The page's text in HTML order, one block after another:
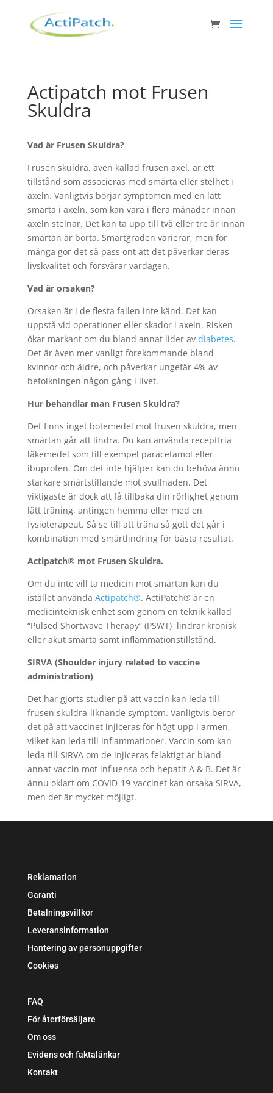
Actipatch mot Frusen
Skuldra
Vad är Frusen Skuldra?
Frusen skuldra, även kallad frusen axel, är ett
tillstånd som associeras med smärta eller stelhet i
axeln. Vanligtvis börjar symptomen med en lätt
smärta i axeln, som kan vara i flera månader innan
axeln stelnar. Det kan ta upp till två eller tre år innan
smärtan är borta. Smärtgraden varierar, men för
många gör det så pass ont att det påverkar deras
livskvalitet och försvårar vardagen.
Vad är orsaken?
Orsaken är i de flesta fallen inte känd. Det kan
uppstå vid operationer eller skador i axeln. Risken
ökar markant om du bland annat lider av diabetes.
Det är även mer vanligt förekommande bland
kvinnor och äldre, och påverkar ungefär 4% av
befolkningen någon gång i livet.
Hur behandlar man Frusen Skuldra?
Det finns inget botemedel mot frusen skuldra, men
smärtan går att lindra. Du kan använda receptfria
läkemedel som till exempel paracetamol eller
ibuprofen. Om det inte hjälper kan du behöva ännu
starkare smärtstillande mot svullnaden. Det
viktigaste är dock att få tillbaka din rörlighet genom
lätt träning, antingen hemma eller med en
fysioterapeut. Så se till att träna så gott det går i
kombination med smärtlindring för bästa resultat.
Actipatch® mot Frusen Skuldra.
Om du inte vill ta medicin mot smärtan kan du
istället använda Actipatch®. ActiPatch® är en
medicinteknisk enhet som genom en teknik kallad
“Pulsed Shortwave Therapy” (PSWT) lindrar kronisk
eller akut smärta samt inflammationstillstånd.
SIRVA (Shoulder injury related to vaccine
administration)
Det har gjorts studier på att vaccin kan leda till
frusen skuldra-liknande symptom. Vanligtvis beror
det på att vaccinet injiceras för högt upp i armen,
vilket kan leda till inflammationer. Vaccin som kan
leda till SIRVA om de injiceras felaktigt är bland
annat vaccin mot influensa och hepatit A & B. Det är
ännu oklart om COVID-19-vaccinet kan orsaka SIRVA,
men det är mycket möjligt.
Reklamation
Garanti
Betalningsvillkor
Leveransinformation
Hantering av personuppgifter
Cookies
FAQ
För återförsäljare
Om oss
Evidens och faktalänkar
Kontakt